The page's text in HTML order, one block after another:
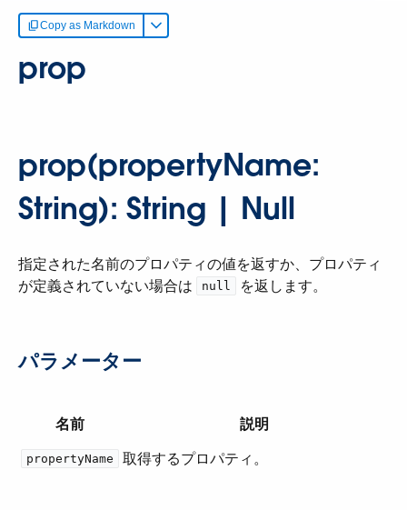
Copy as Markdown
prop
prop(propertyName:
String): String | Null
指定された名前のプロパティの値を返すか、プロパティ
が定義されていない場合は ​
null ​ を返します。
パラメーター
名前 説明
propertyName 取得するプロパティ。